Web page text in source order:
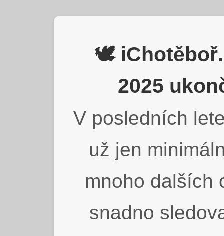
🕊️
2025
V posledních
už jen
mnoho dalších
snadno